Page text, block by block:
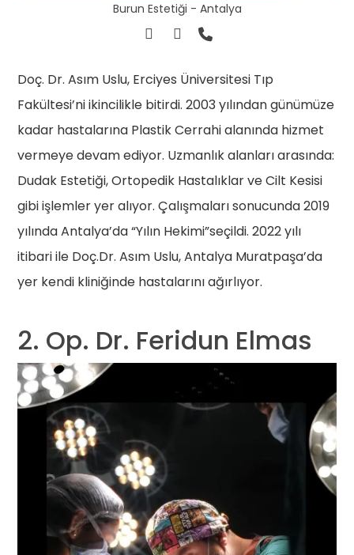
Burun Estetiği - Antalya
Doç. Dr. Asım Uslu, Erciyes Üniversitesi Tıp
Fakültesi’ni ikincilikle bitirdi. 2003 yılından günümüze
kadar hastalarına Plastik Cerrahi alanında hizmet
vermeye devam ediyor. Uzmanlık alanları arasında:
Dudak Estetiği, Ortopedik Hastalıklar ve Cilt Kesisi
gibi işlemler yer alıyor. Çalışmaları sonucunda 2019
yılında Antalya’da “Yılın Hekimi”seçildi. 2022 yılı
itibari ile Doç.Dr. Asım Uslu, Antalya Muratpaşa’da
yer kendi kliniğinde hastalarını ağırlıyor.
2. Op. Dr. Feridun Elmas